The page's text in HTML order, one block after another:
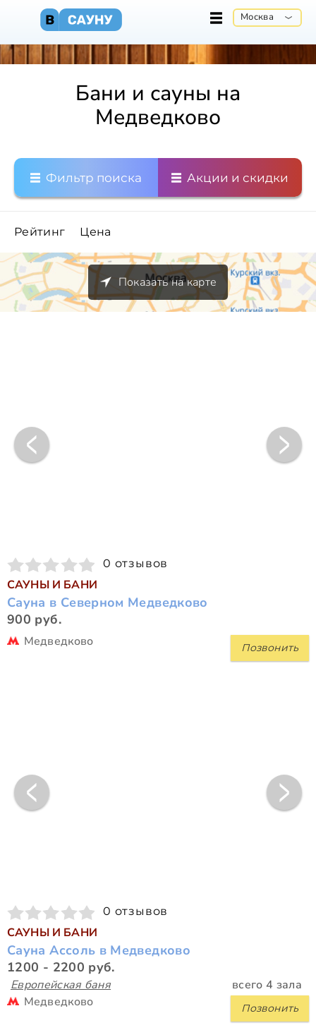
Москва
Бани и сауны на
Медведково
Фильтр поиска Акции и скидки
Рейтинг Цена
Показать на карте
0 отзывов
САУНЫ И БАНИ
Сауна в Северном Медведково
900 руб.
Позвонить
Медведково
0 отзывов
САУНЫ И БАНИ
Сауна Ассоль в Медведково
1200 - 2200 руб.
Европейская баня всего 4 зала
Позвонить
Медведково